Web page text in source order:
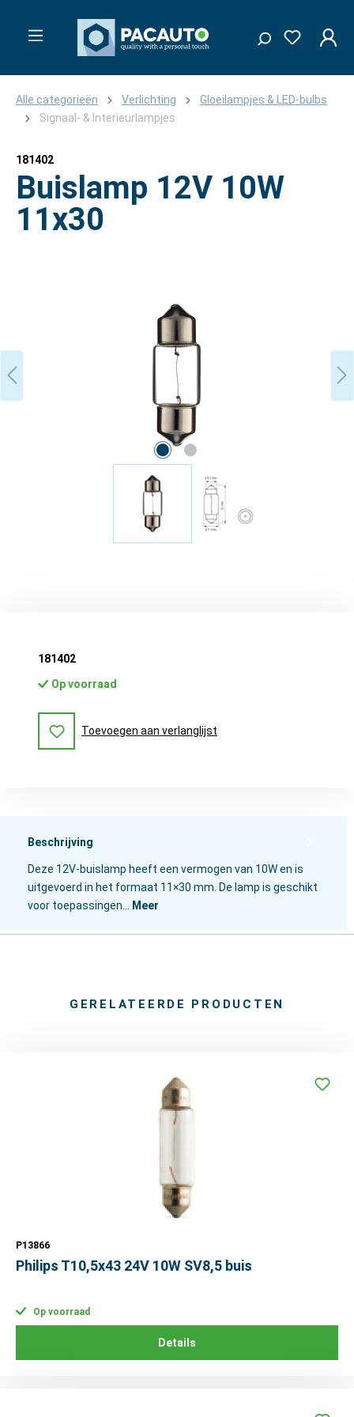
Alle categorieën Verlichting
Gloeilampjes & LED-bulbs
Signaal- & Interieurlampjes
181402
Buislamp 12V 10W
11x30
181402
Op voorraad
Toevoegen aan verlanglijst
Beschrijving
Deze 12V-buislamp heeft een vermogen van 10W en is
uitgevoerd in het formaat 11×30 mm. De lamp is geschikt
voor toepassingen…
Meer
GERELATEERDE PRODUCTEN
P13866
Philips T10,5x43 24V 10W SV8,5 buis
Op voorraad
Details